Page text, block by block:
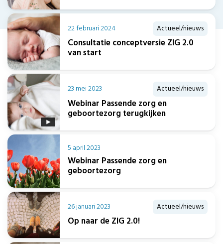
22 februari 2024 Actueel/nieuws
Consultatie conceptversie ZIG 2.0
van start
23 mei 2023 Actueel/nieuws
Webinar Passende zorg en
geboortezorg terugkijken
5 april 2023
Webinar Passende zorg en
geboortezorg
26 januari 2023 Actueel/nieuws
Op naar de ZIG 2.0!